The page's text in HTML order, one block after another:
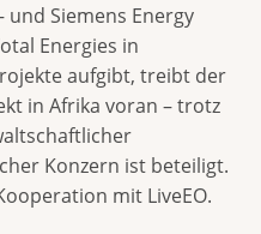
und Siemens Energy
Energies in
aufgibt, treibt der
in Afrika voran – trotz
Konzern ist beteiligt.
mit LiveEO.